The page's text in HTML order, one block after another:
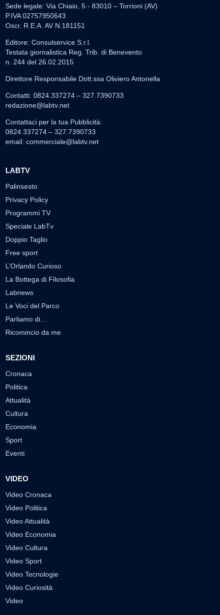
Sede legale: Via Chiaio, 5 - 83010 – Torrioni (AV)
P.IVA 02757950643
Oscr. R.E.A. AV N.181151
Editore: Consulservice S.r.l.
Testata giornalistica Reg. Trib. di Benevento
n. 244 del 26.02.2015
Direttore Responsabile Dott.ssa Oliviero Antonella
Contatti: 0824.337274 – 327.7390733
redazione@labtv.net
Contattaci per la tua Pubblicità:
0824.337274 – 327.7390733
email: commerciale@labtv.net
LABTV
Palinsesto
Privacy Policy
Programmi TV
Speciale LabTv
Doppio Taglio
Free sport
L’Orlando Curioso
La Bottega di Filosofia
Labnews
Le Voci del Parco
Parliamo di…
Ricomincio da me
SEZIONI
Cronaca
Politica
Attualità
Cultura
Economia
Sport
Eventi
VIDEO
Video Cronaca
Video Politica
Video Attualità
Video Economia
Video Cultura
Video Sport
Video Tecnologie
Video Curiosità
Video